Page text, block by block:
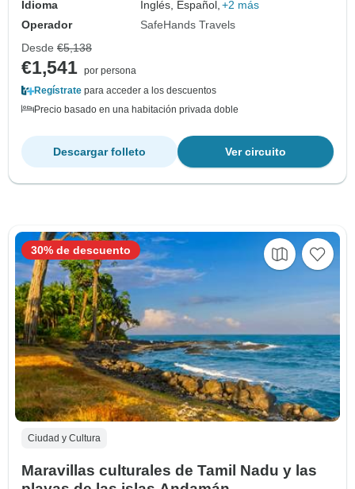
Idioma Inglés, Español, +2 más
Operador
SafeHands Travels
Desde €5,138
€1,541 por persona
Regístrate para acceder a los descuentos
Precio basado en una habitación privada doble
Ver circuito
Descargar folleto
Ciudad y Cultura
Maravillas culturales de Tamil Nadu y las
30% de descuento